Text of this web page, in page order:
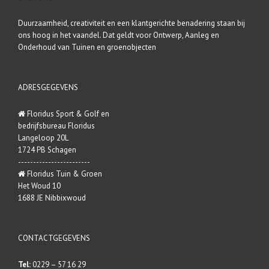
Duurzaamheid, creativiteit en een klantgerichte benadering staan bij
ons hoog in het vaandel. Dat geldt voor Ontwerp, Aanleg en
Onderhoud van Tuinen en groenobjecten
ADRESGEGEVENS
Floridus Sport & Golf en
bedrijfsbureau Floridus
Langeloop 20L
1724 PB Schagen
------------------------
Floridus Tuin & Groen
Het Woud 10
1688 JE Nibbixwoud
CONTACTGEGEVENS
Tel: 0229 – 57 16 29